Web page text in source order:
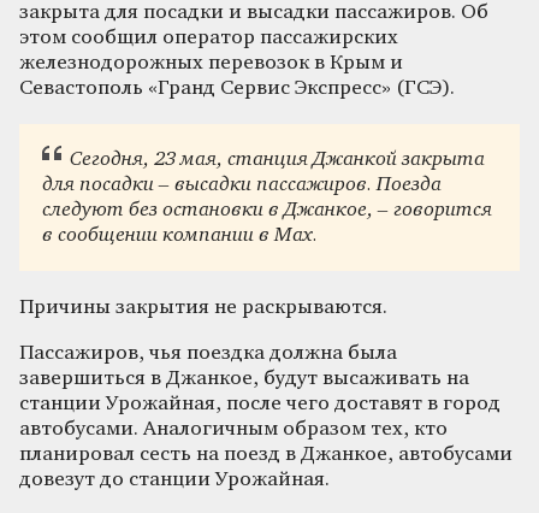
закрыта для посадки и высадки пассажиров. Об
этом сообщил оператор пассажирских
железнодорожных перевозок в Крым и
Севастополь «Гранд Сервис Экспресс» (ГСЭ).
Сегодня, 23 мая, станция Джанкой закрыта
для посадки – высадки пассажиров. Поезда
следуют без остановки в Джанкое, – говорится
в сообщении компании в Max.
Причины закрытия не раскрываются.
Пассажиров, чья поездка должна была
завершиться в Джанкое, будут высаживать на
станции Урожайная, после чего доставят в город
автобусами. Аналогичным образом тех, кто
планировал сесть на поезд в Джанкое, автобусами
довезут до станции Урожайная.